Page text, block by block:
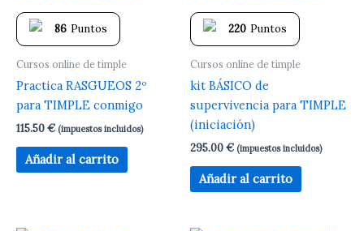
86 Puntos
Cursos online de timple
Practica RASGUEOS 2º
para TIMPLE conmigo
115.50€ (impuestos incluidos)
Añadir al carrito
220 Puntos
Cursos online de timple
kit BÁSICO de
supervivencia para TIMPLE
(iniciación)
295.00€ (impuestos incluidos)
Añadir al carrito